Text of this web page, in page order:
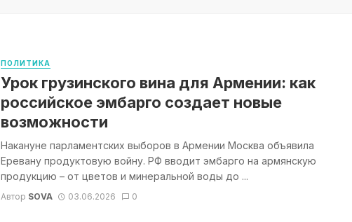
ПОЛИТИКА
Урок грузинского вина для Армении: как
российское эмбарго создает новые
возможности
Накануне парламентских выборов в Армении Москва объявила
Еревану продуктовую войну. РФ вводит эмбарго на армянскую
продукцию – от цветов и минеральной воды до ...
Автор SOVA 03.06.2026 0